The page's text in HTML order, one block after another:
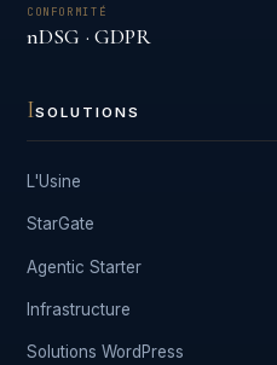
CONFORMITÉ
nDSG · GDPR
ISOLUTIONS
L'Usine
StarGate
Agentic Starter
Infrastructure
Solutions WordPress